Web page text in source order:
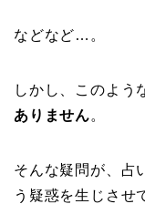
などなど…。
しかし、このよう
ありません。
そんな疑問が、占
う疑惑を生じさせ